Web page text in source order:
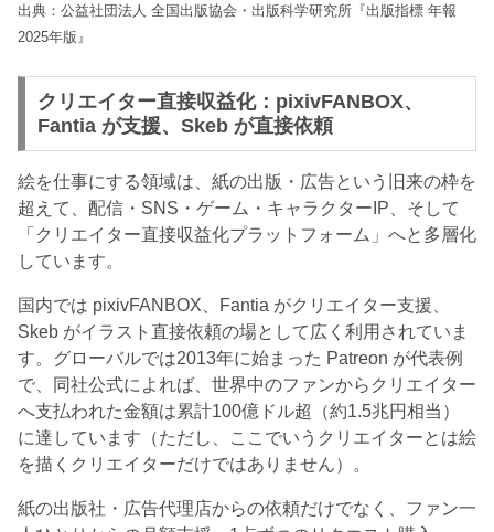
出典：公益社団法人 全国出版協会・出版科学研究所『出版指標 年報
2025年版』
クリエイター直接収益化：pixivFANBOX、
Fantia が支援、Skeb が直接依頼
絵を仕事にする領域は、紙の出版・広告という旧来の枠を
超えて、配信・SNS・ゲーム・キャラクターIP、そして
「クリエイター直接収益化プラットフォーム」へと多層化
しています。
国内では pixivFANBOX、Fantia がクリエイター支援、
Skeb がイラスト直接依頼の場として広く利用されていま
す。グローバルでは2013年に始まった Patreon が代表例
で、同社公式によれば、世界中のファンからクリエイター
へ支払われた金額は累計100億ドル超（約1.5兆円相当）
に達しています（ただし、ここでいうクリエイターとは絵
を描くクリエイターだけではありません）。
紙の出版社・広告代理店からの依頼だけでなく、ファン一